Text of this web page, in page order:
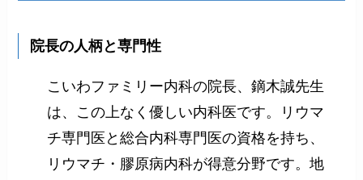
院長の人柄と専門性
こいわファミリー内科の院長、鏑木誠先生
は、この上なく優しい内科医です。リウマ
チ専門医と総合内科専門医の資格を持ち、
リウマチ・膠原病内科が得意分野です。地